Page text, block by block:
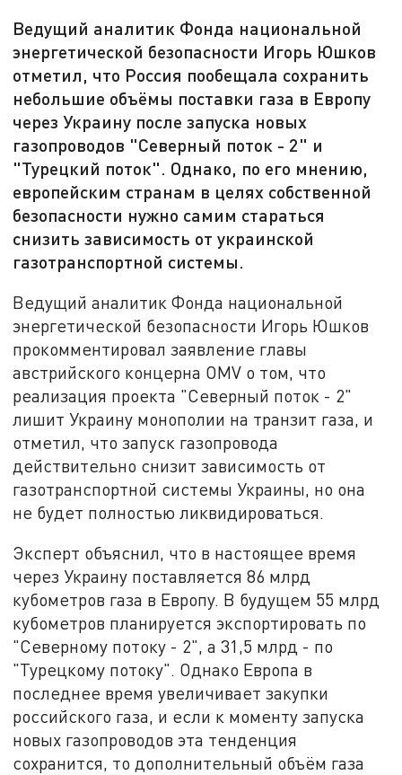
Ведущий аналитик Фонда национальной
энергетической безопасности Игорь Юшков
отметил, что Россия пообещала сохранить
небольшие объёмы поставки газа в Европу
через Украину после запуска новых
газопроводов "Северный поток - 2" и
"Турецкий поток". Однако, по его мнению,
европейским странам в целях собственной
безопасности нужно самим стараться
снизить зависимость от украинской
газотранспортной системы.
Ведущий аналитик Фонда национальной
энергетической безопасности Игорь Юшков
прокомментировал заявление главы
австрийского концерна OMV о том, что
реализация проекта "Северный поток - 2"
лишит Украину монополии на транзит газа, и
отметил, что запуск газопровода
действительно снизит зависимость от
газотранспортной системы Украины, но она
не будет полностью ликвидироваться.
Эксперт объяснил, что в настоящее время
через Украину поставляется 86 млрд
кубометров газа в Европу. В будущем 55 млрд
кубометров планируется экспортировать по
"Северному потоку - 2", а 31,5 млрд - по
"Турецкому потоку". Однако Европа в
последнее время увеличивает закупки
российского газа, и если к моменту запуска
новых газопроводов эта тенденция
сохранится, то дополнительный объём газа